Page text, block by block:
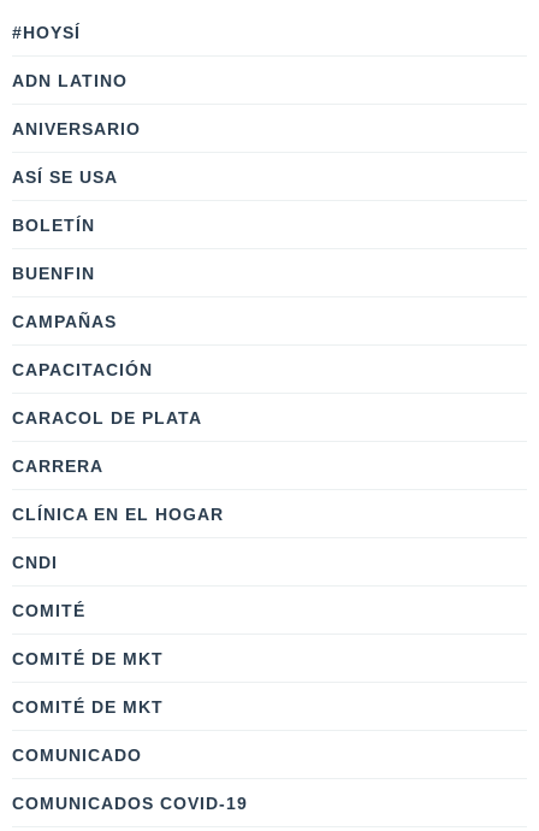
#HOYSÍ
ADN LATINO
ANIVERSARIO
ASÍ SE USA
BOLETÍN
BUENFIN
CAMPAÑAS
CAPACITACIÓN
CARACOL DE PLATA
CARRERA
CLÍNICA EN EL HOGAR
CNDI
COMITÉ
COMITÉ DE MKT
COMITÉ DE MKT
COMUNICADO
COMUNICADOS COVID-19